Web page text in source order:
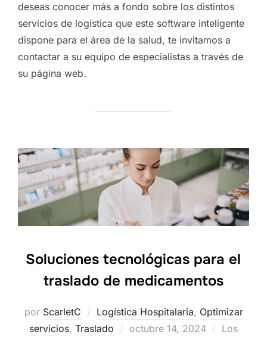
deseas conocer más a fondo sobre los distintos
servicios de logística que este software inteligente
dispone para el área de la salud, te invitamos a
contactar a su equipo de especialistas a través de
su página web.
Soluciones tecnológicas para el
traslado de medicamentos
por ScarletC Logística Hospitalaria, Optimizar
servicios, Traslado
Publicado
octubre 14, 2024
Los